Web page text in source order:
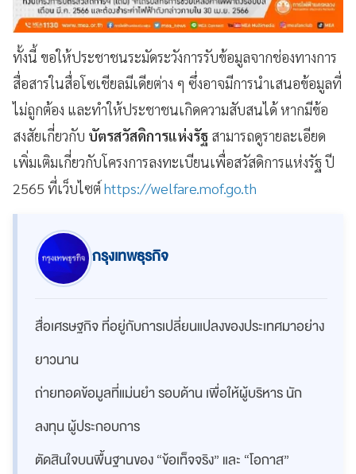
ทั้งนี้ ขอให้ประชาชนระมัดระวังการรับข้อมูลจากช่องทางการ
สื่อสารในสื่อโซเชียลมีเดียต่าง ๆ ซึ่งอาจมีการนำเสนอข้อมูลที่
ไม่ถูกต้อง และทำให้ประชาชนเกิดความสับสนได้ หากมีข้อ
สงสัยเกี่ยวกับ บัตรสวัสดิการแห่งรัฐ สามารถดูรายละเอียด
เพิ่มเติมเกี่ยวกับโครงการลงทะเบียนเพื่อสวัสดิการแห่งรัฐ ปี
2565 ที่เว็บไซต์ https://welfare.mof.go.th
กรุงเทพธุรกิจ
สื่อเศรษฐกิจ ที่อยู่กับการเปลี่ยนแปลงของประเทศมาอย่าง
ยาวนาน
ถ่ายทอดข้อมูลที่แม่นยำ รอบด้าน เพื่อให้ผู้บริหาร นัก
ลงทุน ผู้ประกอบการ
ตัดสินใจบนพื้นฐานของ “ข้อเท็จจริง” และ “โอกาส”